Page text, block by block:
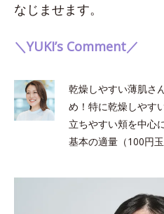
なじませます。
＼YUKI’s Comment／
乾燥しやすい薄肌さ
め！特に乾燥しやす
立ちやすい頬を中心
基本の適量（100円